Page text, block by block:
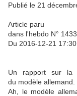
Publié le 21
Article paru
dans l'hebdo N°
Du 2016-12-21
Un rapport sur la
du modèle allemand.
Ah, le modèle